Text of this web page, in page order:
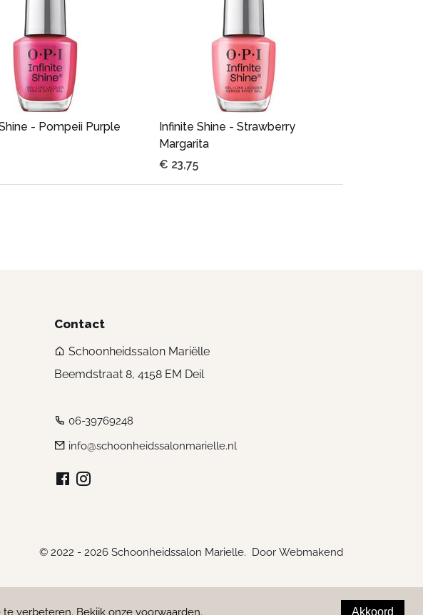
- Pompeii Purple
Infinite Shine - Strawberry
Margarita
€ 23,75
Contact
Schoonheidssalon Mariëlle
Beemdstraat 8, 4158 EM Deil
06-39769248
info@schoonheidssalonmarielle.nl
© 2022 - 2026 Schoonheidssalon Marielle. Door Webmakend
te verbeteren. Bekijk onze voorwaarden. Akkoord